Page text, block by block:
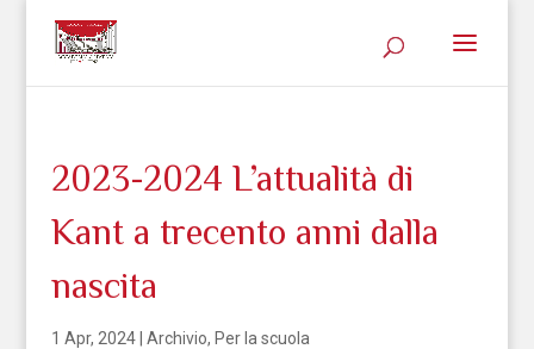
2023-2024 L’attualità di
Kant a trecento anni dalla
nascita
1 Apr, 2024| Archivio, Per la scuola